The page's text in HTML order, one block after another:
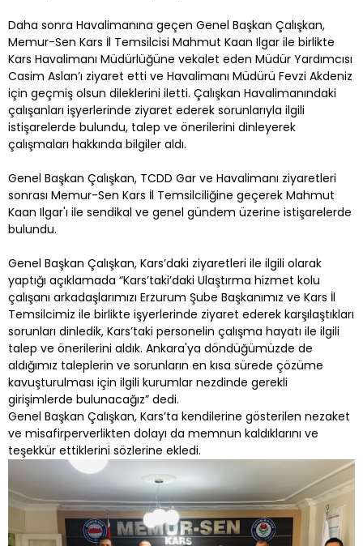
Daha sonra Havalimanına geçen Genel Başkan Çalışkan,
Memur-Sen Kars İl Temsilcisi Mahmut Kaan Ilgar ile birlikte
Kars Havalimanı Müdürlüğüne vekalet eden Müdür Yardımcısı
Casim Aslan’ı ziyaret etti ve Havalimanı Müdürü Fevzi Akdeniz
için geçmiş olsun dileklerini iletti. Çalışkan Havalimanındaki
çalışanları işyerlerinde ziyaret ederek sorunlarıyla ilgili
istişarelerde bulundu, talep ve önerilerini dinleyerek
çalışmaları hakkında bilgiler aldı.
Genel Başkan Çalışkan, TCDD Gar ve Havalimanı ziyaretleri
sonrası Memur-Sen Kars İl Temsilciliğine geçerek Mahmut
Kaan Ilgar'ı ile sendikal ve genel gündem üzerine istişarelerde
bulundu.
Genel Başkan Çalışkan, Kars’daki ziyaretleri ile ilgili olarak
yaptığı açıklamada “Kars’taki’daki Ulaştırma hizmet kolu
çalışanı arkadaşlarımızı Erzurum Şube Başkanımız ve Kars İl
Temsilcimiz ile birlikte işyerlerinde ziyaret ederek karşılaştıkları
sorunları dinledik, Kars’taki personelin çalışma hayatı ile ilgili
talep ve önerilerini aldık. Ankara'ya döndüğümüzde de
aldığımız taleplerin ve sorunların en kısa sürede çözüme
kavuşturulması için ilgili kurumlar nezdinde gerekli
girişimlerde bulunacağız” dedi.
Genel Başkan Çalışkan, Kars’ta kendilerine gösterilen nezaket
ve misafirperverlikten dolayı da memnun kaldıklarını ve
teşekkür ettiklerini sözlerine ekledi.